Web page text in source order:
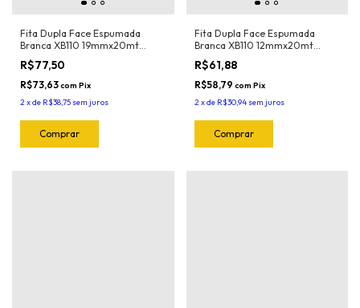
Fita Dupla Face Espumada
Branca XB110 19mmx20mt
Adere
R$77,50
R$73,63com Pix
2xde R$38,75 sem juros
Fita Dupla Face Espumada
Branca XB110 12mmx20mt
Adere
R$61,88
R$58,79 com Pix
2xde R$30,94 sem juros